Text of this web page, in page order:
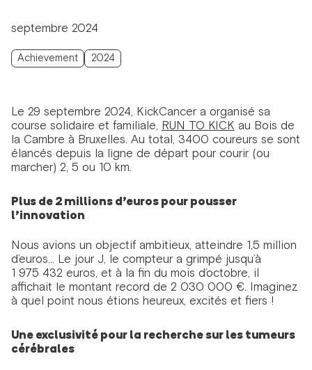
septembre 2024
Achievement 2024
Le 29 septembre 2024, KickCancer a organisé sa
course solidaire et familiale, RUN TO KICK au Bois de
la Cambre à Bruxelles. Au total, 3400 coureurs se sont
élancés depuis la ligne de départ pour courir (ou
marcher) 2, 5 ou 10 km.
Plus de 2 millions d’euros pour pousser
l’innovation
Nous avions un objectif ambitieux, atteindre 1,5 million
d’euros... Le jour J, le compteur a grimpé jusqu’à
1 975 432 euros, et à la fin du mois d’octobre, il
affichait le montant record de 2 030 000 €. Imaginez
à quel point nous étions heureux, excités et fiers !
Une exclusivité pour la recherche sur les tumeurs
cérébrales